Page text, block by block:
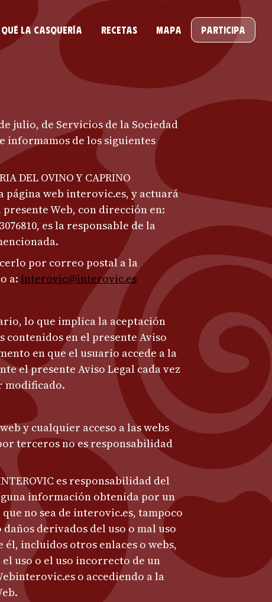
la casquería Recetas Mapa Participa
julio, de Servicios de la Sociedad
informamos de los siguientes
DEL OVINO Y CAPRINO
página web interovic.es, y actuará
Web, con dirección en:
es la responsable de la
por correo postal a la
a: interovic@interovic.es
lo que implica la aceptación
contenidos en el presente Aviso
en que el usuario accede a la
el presente Aviso Legal cada vez
modificado.
y cualquier acceso a las webs
terceros no es responsabilidad
es responsabilidad del
información obtenida por un
no sea de interovic.es, tampoco
derivados del uso o mal uso
incluidos otros enlaces o webs,
uso o el uso incorrecto de un
o accediendo a la